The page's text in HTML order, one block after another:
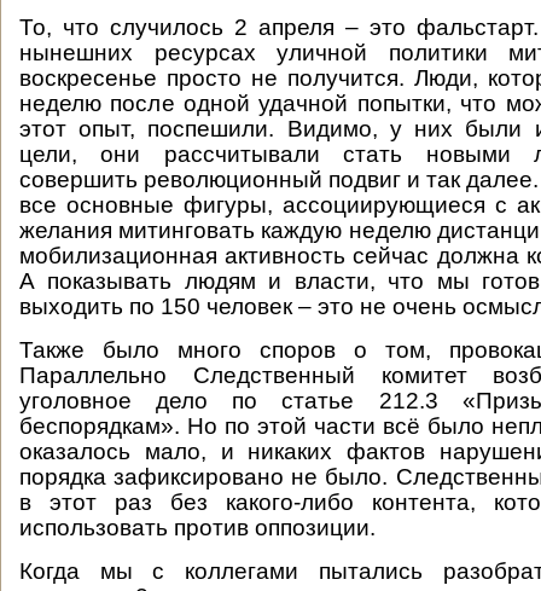
То, что случилось 2 апреля – это
нынешних ресурсах уличной политики
воскресенье просто не получится. Люди,
неделю после одной удачной попытки, что
этот опыт, поспешили. Видимо, у них были
цели, они рассчитывали стать новыми
совершить революционный подвиг и так
все основные фигуры, ассоциирующиеся с
желания митинговать каждую неделю
мобилизационная активность сейчас должна
А показывать людям и власти, что мы
выходить по 150 человек – это не очень
Также было много споров о том,
Параллельно Следственный комитет
уголовное дело по статье 212.3
беспорядкам». Но по этой части всё было
оказалось мало, и никаких фактов
порядка зафиксировано не было.
в этот раз без какого-либо контента,
использовать против оппозиции.
Когда мы с коллегами пытались